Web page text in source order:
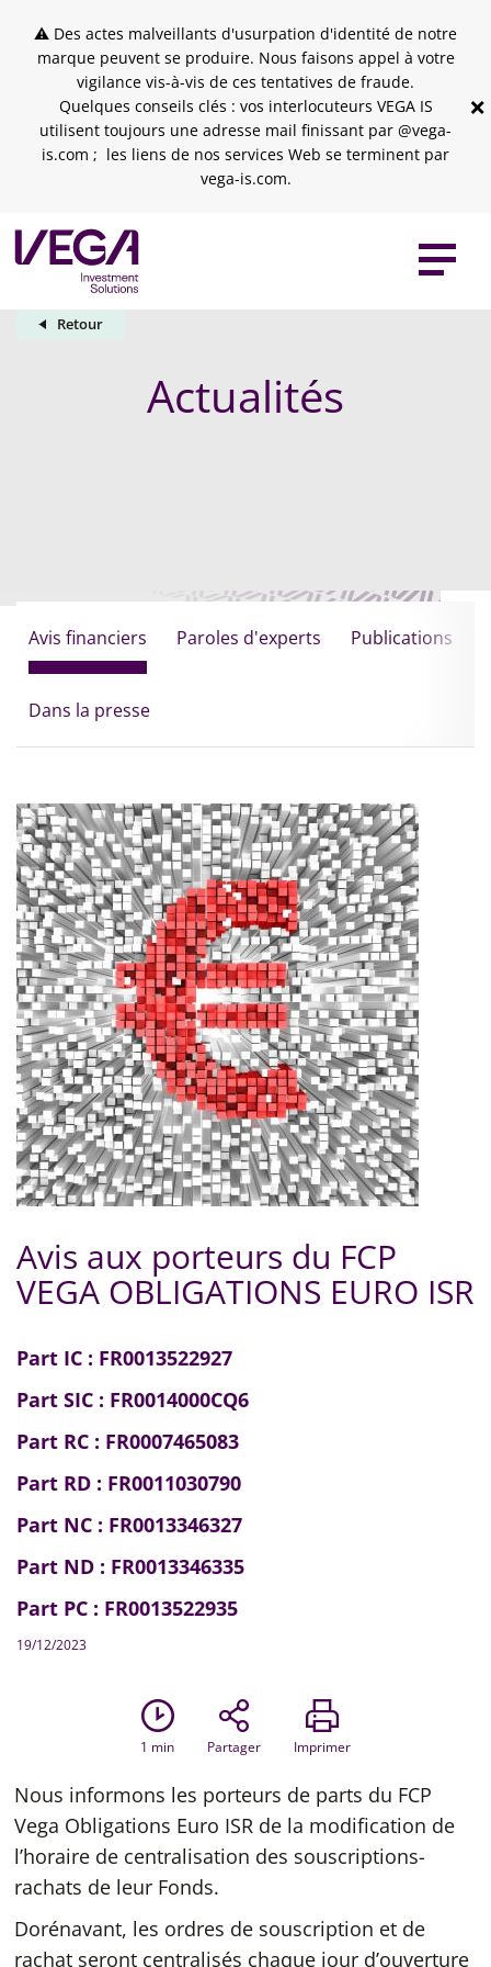
⚠ Des actes malveillants d'usurpation d'identité de notre
marque peuvent se produire. Nous faisons appel à votre
vigilance vis-à-vis de ces tentatives de fraude.
Quelques conseils clés : vos interlocuteurs VEGA IS
utilisent toujours une adresse mail finissant par @vega-
is.com ; les liens de nos services Web se terminent par
vega-is.com.
×
Retour
Actualités
Avis financiers Paroles d'experts Publications
Dans la presse
Avis aux porteurs du FCP
VEGA OBLIGATIONS EURO ISR
Part IC : FR0013522927
Part SIC : FR0014000CQ6
Part RC : FR0007465083
Part RD : FR0011030790
Part NC : FR0013346327
Part ND : FR0013346335
Part PC : FR0013522935
19/12/2023
1 min Partager Imprimer
Nous informons les porteurs de parts du FCP
Vega Obligations Euro ISR de la modification de
l’horaire de centralisation des souscriptions-
rachats de leur Fonds.
Dorénavant, les ordres de souscription et de
rachat seront centralisés chaque jour d’ouverture